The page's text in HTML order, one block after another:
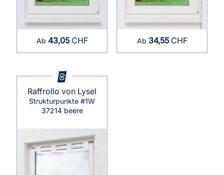
Ab 43,05CHF Ab 34,55CHF
Raffrollo von Lysel
Strukturpunkte #1W
37214 beere